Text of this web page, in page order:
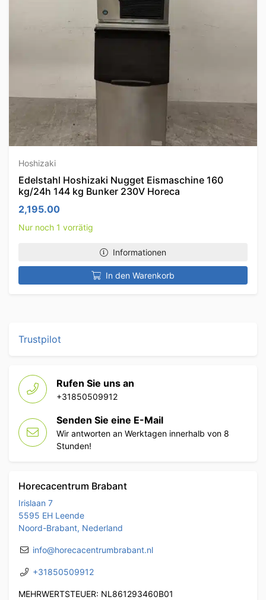
Hoshizaki
Edelstahl Hoshizaki Nugget Eismaschine 160
kg/24h 144 kg Bunker 230V Horeca
2,195.00
Nur noch 1 vorrätig
Informationen
In den Warenkorb
Trustpilot
Rufen Sie uns an
+31850509912
Senden Sie eine E-Mail
Wir antworten an Werktagen innerhalb von 8
Stunden!
Horecacentrum Brabant
Irislaan 7
5595 EH Leende
Noord-Brabant, Nederland
info@horecacentrumbrabant.nl
+31850509912
MEHRWERTSTEUER: NL861293460B01